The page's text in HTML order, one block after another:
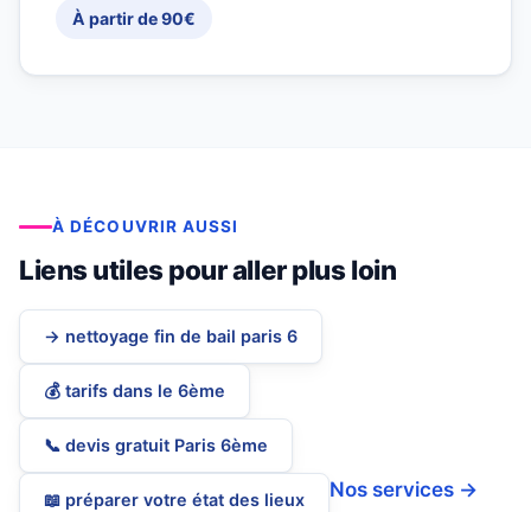
À partir de 90€
À DÉCOUVRIR AUSSI
Liens utiles pour aller plus loin
→ nettoyage fin de bail paris 6
💰 tarifs dans le 6ème
📞 devis gratuit Paris 6ème
📖 préparer votre état des lieux Nos services →